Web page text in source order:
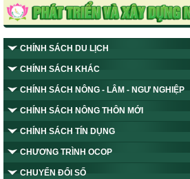
CHÍNH SÁCH DU LỊCH
CHÍNH SÁCH KHÁC
CHÍNH SÁCH NÔNG - LÂM - NGƯ NGHIỆP
CHÍNH SÁCH NÔNG THÔN MỚI
CHÍNH SÁCH TÍN DỤNG
CHƯƠNG TRÌNH OCOP
CHUYỂN ĐỔI SỐ